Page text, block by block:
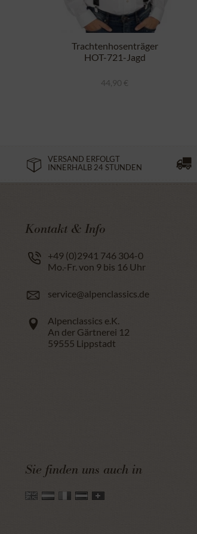
Trachtenhosenträger
HOT-721-Jagd
44,90 €
VERSAND ERFOLGT
INNERHALB 24 STUNDEN
Kontakt & Info
+49 (0)2941 746 304-0
Mo.-Fr. von 9 bis 16 Uhr
service@alpenclassics.de
Alpenclassics e.K.
An der Gärtnerei 12
59555 Lippstadt
Sie finden uns auch in